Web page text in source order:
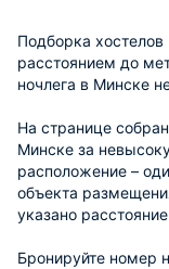
Подборка
расстоянием до
ночлега в Минске
На странице
Минске за
расположение –
объекта
указано
Бронируйте номер